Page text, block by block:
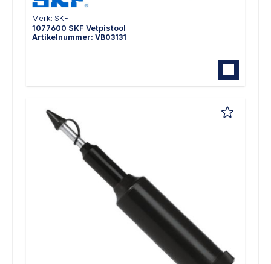
Merk: SKF
1077600 SKF Vetpistool
Artikelnummer: VB03131